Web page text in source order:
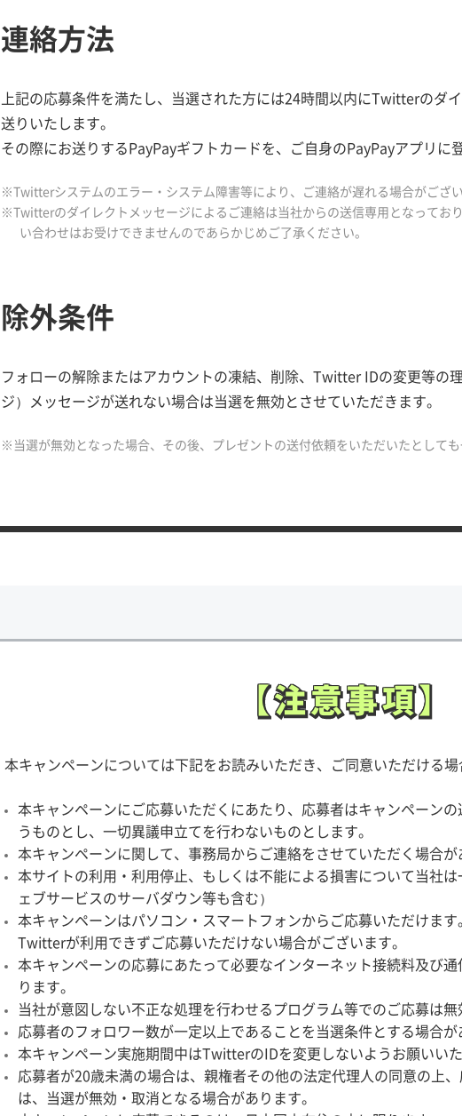
連絡方法
上記の応募条件を満たし、当選された方には24時間以内にTwitterのダ
送りいたします。
その際にお送りするPayPayギフトカードを、ご自身のPayPayアプリに
※Twitterシステムのエラー・システム障害等により、ご連絡が遅れる場合がござ
※Twitterのダイレクトメッセージによるご連絡は当社からの送信専用となってお
い合わせはお受けできませんのであらかじめご了承ください。
除外条件
フォローの解除またはアカウントの凍結、削除、Twitter IDの変更等の
ジ）メッセージが送れない場合は当選を無効とさせていただきます。
※当選が無効となった場合、その後、プレゼントの送付依頼をいただいたとしても
【注意事項】
【注意事項】
本キャンペーンについては下記をお読みいただき、ご同意いただける場
本キャンペーンにご応募いただくにあたり、応募者はキャンペーン
うものとし、一切異議申立てを行わないものとします。
本キャンペーンに関して、事務局からご連絡をさせていただく場合が
本サイトの利用・利用停止、もしくは不能による損害について当社
ェブサービスのサーバダウン等も含む）
本キャンペーンはパソコン・スマートフォンからご応募いただけま
Twitterが利用できずご応募いただけない場合がございます。
本キャンペーンの応募にあたって必要なインターネット接続料及び
ります。
当社が意図しない不正な処理を行わせるプログラム等でのご応募は無
応募者のフォロワー数が一定以上であることを当選条件とする場合が
本キャンペーン実施期間中はTwitterのIDを変更しないようお願いいた
応募者が20歳未満の場合は、親権者その他の法定代理人の同意の上
は、当選が無効・取消となる場合があります。